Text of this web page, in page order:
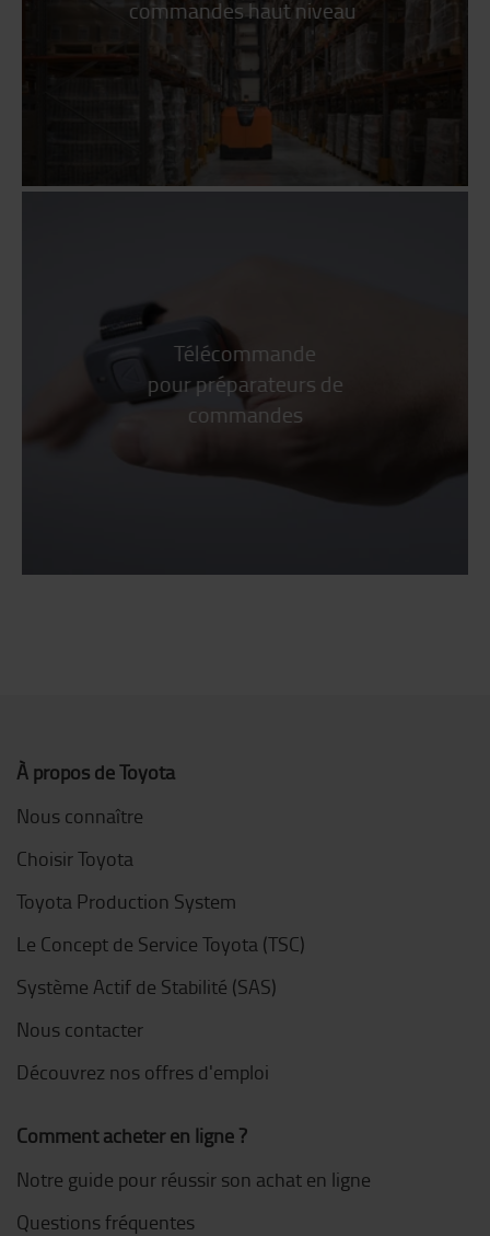
commandes haut niveau
Télécommande
pour préparateurs de
commandes
À propos de Toyota
Nous connaître
Choisir Toyota
Toyota Production System
Le Concept de Service Toyota (TSC)
Système Actif de Stabilité (SAS)
Nous contacter
Découvrez nos offres d'emploi
Comment acheter en ligne ?
Notre guide pour réussir son achat en ligne
Questions fréquentes